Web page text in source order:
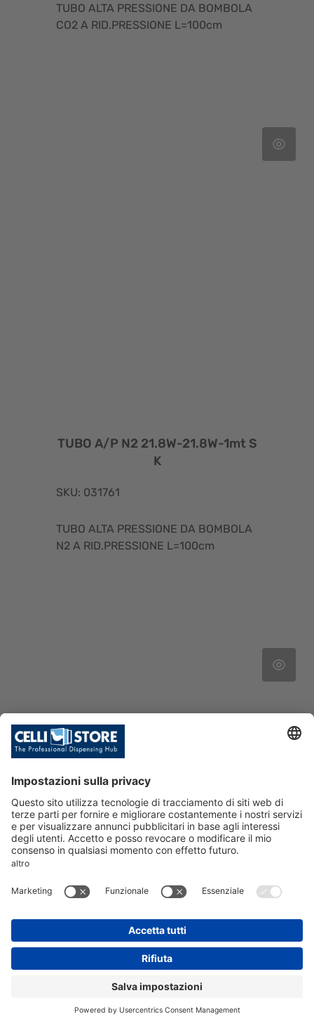
TUBO ALTA PRESSIONE DA BOMBOLA
CO2 A RID.PRESSIONE L=100cm
TUBO A/P N2 21.8W-21.8W-1mt S
K
SKU: 031761
TUBO ALTA PRESSIONE DA BOMBOLA
N2 A RID.PRESSIONE L=100cm
TUBO A/P CO2/97xRID.2/3Pr+PI
+VI. SK
SKU: 031852